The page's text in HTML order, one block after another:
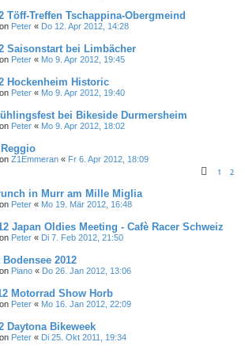
Töff-Treffen Tschappina-Obergmeind
Peter « Do 12. Apr 2012, 14:28
Saisonstart bei Limbächer
Peter « Mo 9. Apr 2012, 19:45
Hockenheim Historic
Peter « Mo 9. Apr 2012, 19:40
bei Bikeside Durmersheim
Peter « Mo 9. Apr 2012, 18:02
Z1Emmeran « Fr 6. Apr 2012, 18:09
1 2
in Murr am Mille Miglia
Peter « Mo 19. Mär 2012, 16:48
Japan Oldies Meeting - Cafè Racer Schweiz
Peter « Di 7. Feb 2012, 21:50
2012
Piano « Do 26. Jan 2012, 13:06
Motorrad Show Horb
Peter « Mo 16. Jan 2012, 22:09
Daytona Bikeweek
Peter « Di 25. Okt 2011, 19:34